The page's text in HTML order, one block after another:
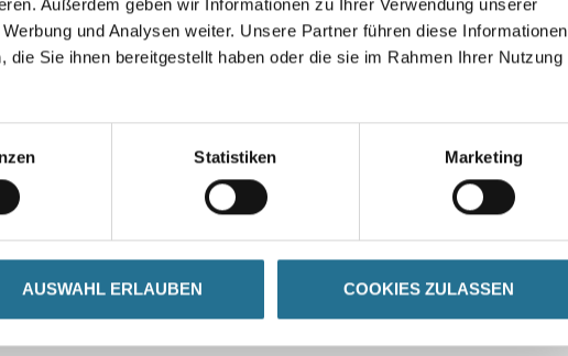
Außerdem geben wir Informationen zu Ihrer Verwendung unserer
und Analysen weiter. Unsere Partner führen diese Informationen
Sie ihnen bereitgestellt haben oder die sie im Rahmen Ihrer Nutzung
Statistiken Marketing
AUSWAHL ERLAUBEN COOKIES ZULASSEN
Umrechnungsfaktoren